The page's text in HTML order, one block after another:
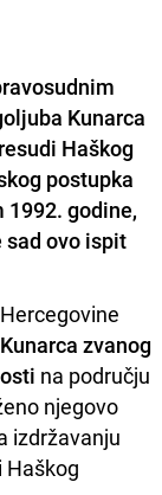
Kunarca
Haškog
postupka
1992. godine,
ovo ispit
zvanog
na području
njegovo
izdržavanju
Haškog